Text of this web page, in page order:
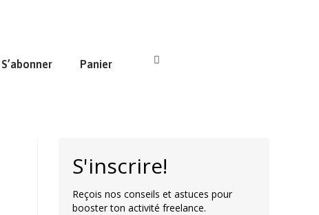
S’abonner Panier
S'inscrire!
Reçois nos conseils et astuces pour
booster ton activité freelance.